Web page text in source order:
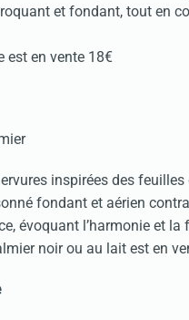
et fondant, tout en
en vente 18€
inspirées des
fondant et aérien
évoquant l’harmonie et
noir ou au lait est en